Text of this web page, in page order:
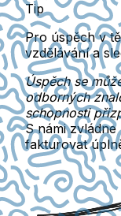
Tip
Pro úspěch v
vzdělávání a
Úspěch se
odborných
schopnosti
S námi zvládne
fakturovat